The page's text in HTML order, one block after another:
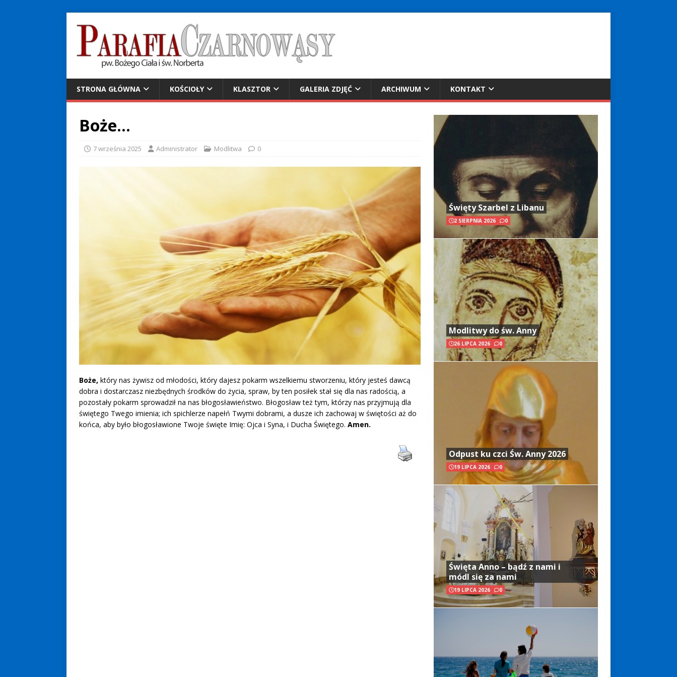
STRONA GŁÓWNA KOŚCIOŁY KLASZTOR GALERIA ZDJĘĆ ARCHIWUM KONTAKT
Boże…
7 września 2025 Administrator Modlitwa 0
Boże, który nas żywisz od młodości, który dajesz pokarm wszelkiemu stworzeniu, który jesteś dawcą
dobra i dostarczasz niezbędnych środków do życia, spraw, by ten posiłek stał się dla nas radością, a
pozostały pokarm sprowadził na nas błogosławieństwo. Błogosław też tym, którzy nas przyjmują dla
świętego Twego imienia; ich spichlerze napełń Twymi dobrami, a dusze ich zachowaj w świętości aż do
końca, aby było błogosławione Twoje święte Imię: Ojca i Syna, i Ducha Świętego. Amen.
Święty Szarbel z Libanu
2 SIERPNIA 2026 0
Modlitwy do św. Anny
26 LIPCA 2026 0
Odpust ku czci Św. Anny 2026
19 LIPCA 2026 0
Święta Anno – bądź z nami i
módl się za nami
19 LIPCA 2026 0